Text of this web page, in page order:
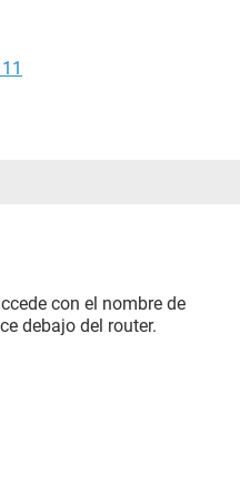
con el nombre de
debajo del router.